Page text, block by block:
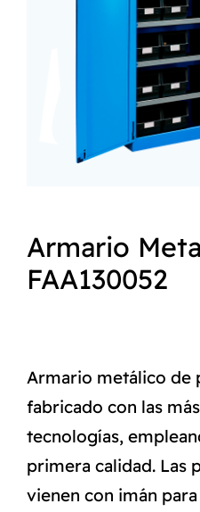
Armario
FAA130052
Armario metálico de
fabricado con las
tecnologías,
primera calidad. Las
vienen con imán